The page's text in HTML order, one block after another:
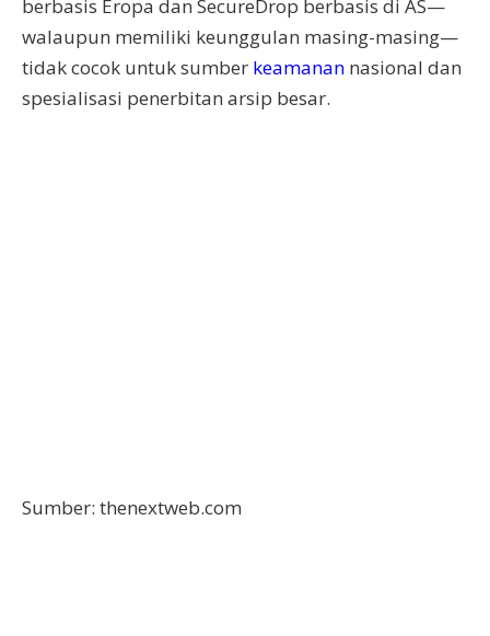
berbasis Eropa dan SecureDrop berbasis di AS—
walaupun memiliki keunggulan masing-masing—
tidak cocok untuk sumber keamanan nasional dan
spesialisasi penerbitan arsip besar.
Sumber: thenextweb.com